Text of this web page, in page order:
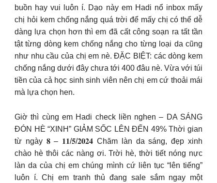
buồn hay vui luôn í. Dạo này em Hadi nổ inbox mấy
chị hỏi kem chống nắng quá trời để mấy chị có thể dễ
dàng lựa chọn hơn thì em đã cất công soạn ra tất tần
tật từng dòng kem chống nắng cho từng loại da cũng
như nhu cầu của chị em nè. ĐẶC BIỆT: các dòng kem
chống nắng dưới đây chưa tới 400 đâu nè. Vừa với túi
tiền của cả học sinh sinh viên nên chị em cứ thoải mái
mà lựa chọn hen.
Giờ thì cùng em Hadi check liền nghen – DA SÁNG
ĐÓN HÈ “XINH” GIẢM SỐC LÊN ĐẾN 49% Thời gian
từ ngày 𝟖 – 𝟏𝟏/𝟓/𝟐𝟎𝟐𝟒 Chăm làn da sáng, đẹp xinh
chào hè thôi các nàng ơi. Trời hè, thời tiết nóng nực
làn da của chị em chúng mình cứ liên tục “lên tiếng”
luôn í. Chị em tranh thủ đang sale sắm ngay một